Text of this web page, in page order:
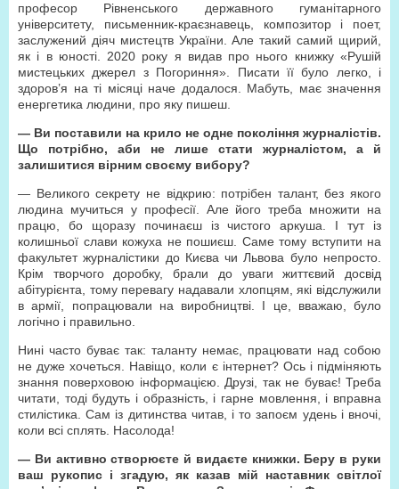
професор Рівненського державного гуманітарного
університету, письменник-краєзнавець, композитор і поет,
заслужений діяч мистецтв України. Але такий самий щирий,
як і в юності. 2020 року я видав про нього книжку «Рушій
мистецьких джерел з Погориння». Писати її було легко, і
здоров’я на ті місяці наче додалося. Мабуть, має значення
енергетика людини, про яку пишеш.
— Ви поставили на крило не одне покоління журналістів.
Що потрібно, аби не лише стати журналістом, а й
залишитися вірним своєму вибору?
— Великого секрету не відкрию: потрібен талант, без якого
людина мучиться у професії. Але його треба множити на
працю, бо щоразу починаєш із чистого аркуша. І тут із
колишньої слави кожуха не пошиєш. Саме тому вступити на
факультет журналістики до Києва чи Львова було непросто.
Крім творчого доробку, брали до уваги життєвий досвід
абітурієнта, тому перевагу надавали хлопцям, які відслужили
в армії, попрацювали на виробництві. І це, вважаю, було
логічно і правильно.
Нині часто буває так: таланту немає, працювати над собою
не дуже хочеться. Навіщо, коли є інтернет? Ось і підміняють
знання поверховою інформацією. Друзі, так не буває! Треба
читати, тоді будуть і образність, і гарне мовлення, і вправна
стилістика. Сам із дитинства читав, і то запоєм удень і вночі,
коли всі сплять. Насолода!
— Ви активно створюєте й видаєте книжки. Беру в руки
ваш рукопис і згадую, як казав мій наставник світлої